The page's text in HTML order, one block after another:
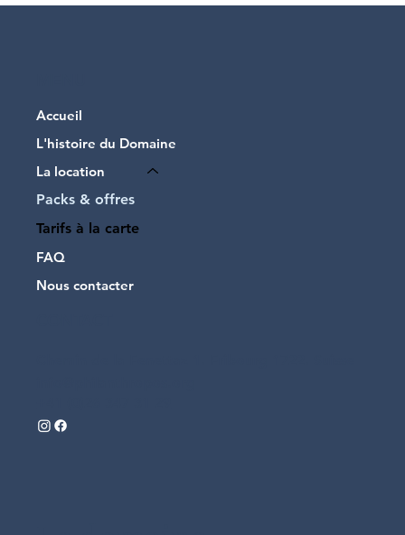
Accueil
L'histoire du Domaine
La location
Packs & offres
Tarifs à la carte
FAQ
Nous contacter